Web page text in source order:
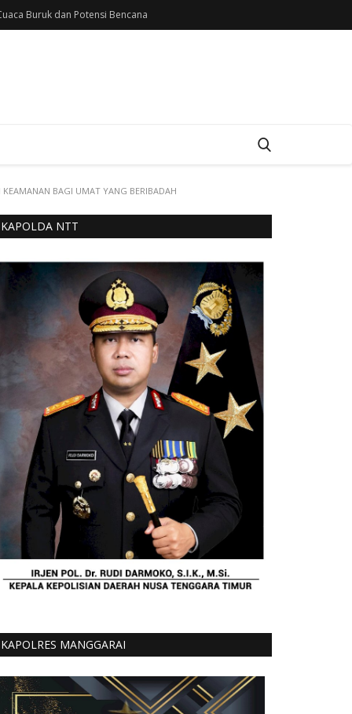
Buruk dan Potensi Bencana
BAGI UMAT YANG BERIBADAH
KAPOLDA NTT
KAPOLRES MANGGARAI